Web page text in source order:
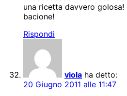
una ricetta davvero golosa!
bacione!
Rispondi
viola ha detto:
20 Giugno 2011 alle 11:47